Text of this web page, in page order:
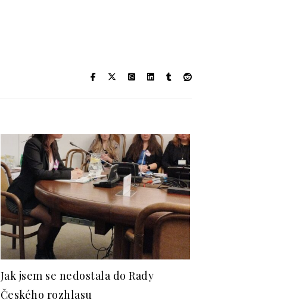
Jak jsem se nedostala do Rady
Českého rozhlasu